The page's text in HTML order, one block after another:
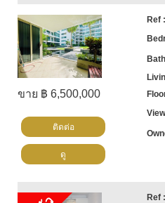
ขาย ฿ 6,500,000
ติดต่อ
ดู